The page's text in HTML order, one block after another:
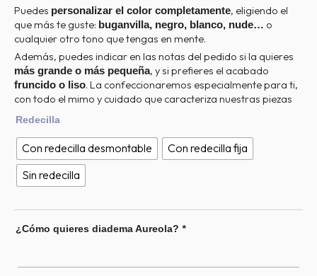
Puedes personalizar el color completamente, eligiendo el
que más te guste: buganvilla, negro, blanco, nude… o
cualquier otro tono que tengas en mente.
Además, puedes indicar en las notas del pedido si la quieres
más grande o más pequeña, y si prefieres el acabado
fruncido o liso. La confeccionaremos especialmente para ti,
con todo el mimo y cuidado que caracteriza nuestras piezas
Redecilla
Con redecilla desmontable
Con redecilla fija
Sin redecilla
¿Cómo quieres diadema Aureola? *
Diadema
personalizable
cantidad